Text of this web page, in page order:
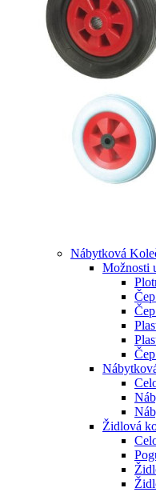
Nábytková
Možnosti
Židlová